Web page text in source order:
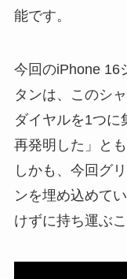
能です。
今回のiPhone 16
タンは、このシ
ダイヤルを1つに
再発明した」と
しかも、今回グ
ンを埋め込めて
けずに持ち運ぶ